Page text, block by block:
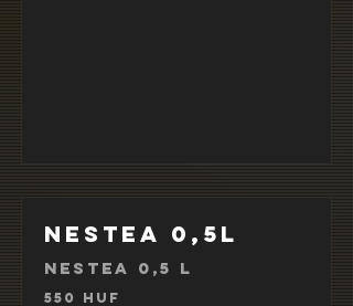
Nestea 0,5l
Nestea 0,5 l
550 HUF